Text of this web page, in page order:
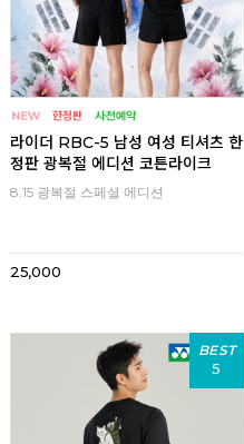
라이더 RBC-5 남성 여성 티셔츠 한
정판 광복절 에디션 코튼라이크
8.15 광복절 스페셜 에디션
25,000
BEST
5